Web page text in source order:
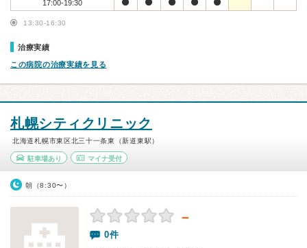
17:00-19:30
13:30-16:30
治療実績
この病院の治療実績を見る
札幌シティクリニック
北海道札幌市東区北三十一条東（新道東駅）
駐車場あり マイナ受付
朝（8:30〜）
－
0件